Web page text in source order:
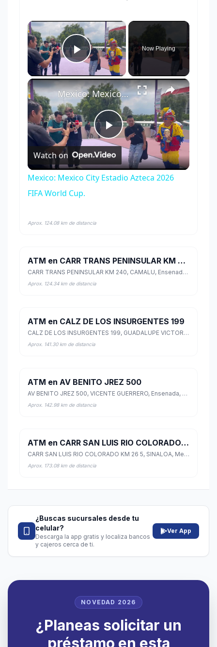
×
Play Video
Now Playing
×
Play
Video
Mexico: Mexico City Estadio Azteca 2026 FIFA World Cup.
Watch on
Mexico: Mexico City Estadio Azteca 2026
FIFA World Cup.
Aprox. 124.08 km de distancia
ATM en CARR TRANS PENINSULAR KM 240
CARR TRANS PENINSULAR KM 240, CAMALU, Ensenada, Baja California
Aprox. 124.34 km de distancia
ATM en CALZ DE LOS INSURGENTES 199
CALZ DE LOS INSURGENTES 199, GUADALUPE VICTORIA, Mexicali, Baja California
Aprox. 141.30 km de distancia
ATM en AV BENITO JREZ 500
AV BENITO JREZ 500, VICENTE GUERRERO, Ensenada, Baja California
Aprox. 142.98 km de distancia
ATM en CARR SAN LUIS RIO COLORADO KM 26 5
CARR SAN LUIS RIO COLORADO KM 26 5, SINALOA, Mexicali, Baja California
Aprox. 173.08 km de distancia
¿Buscas sucursales desde tu
celular?
Descarga la app gratis y localiza bancos
y cajeros cerca de ti.
Ver App
NOVEDAD 2026
¿Planeas solicitar un
préstamo en esta